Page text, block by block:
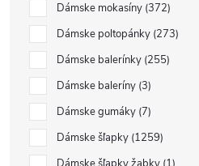
Dámske mokasíny 372
Dámske poltopánky 273
Dámske balerínky 255
Dámske baleríny 3
Dámske gumáky 7
Dámske šľapky 1259